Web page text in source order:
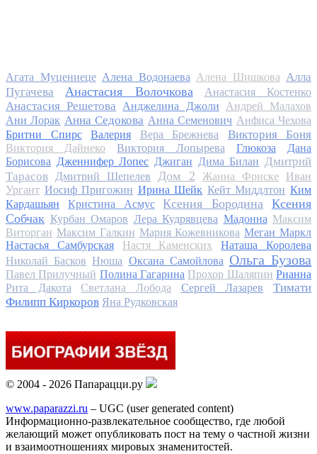
Агата Муцениеце Алена Водонаева Алена Шишкова Алла
Пугачева
Анастасия Волочкова Анастасия Костенко
Анастасия Решетова Анджелина Джоли
Андрей Малахов
Ани Лорак Анна Седокова Анна Семенович Анфиса Чехова
Бритни Спирс
Валерия Вера Брежнева Виктория Боня
Виктория Дайнеко Виктория Лопырева Глюкоза
Дана
Борисова Дженнифер Лопес Джиган Дима Билан Дмитрий
Тарасов
Дмитрий Шепелев Дом 2 Жанна Фриске
Иван
Ургант Иосиф Пригожин Ирина Шейк Кейт Миддлтон Ким
Кардашьян
Кристина Асмус Ксения Бородина
Ксения
Собчак Курбан Омаров Лера Кудрявцева Мадонна Максим
Виторган Максим Галкин Мария Кожевникова Меган Маркл
Настасья Самбурская
Настя Каменских
Наташа Королева
Николай Басков Нюша Оксана Самойлова Ольга Бузова
Павел Прилучный Полина Гагарина Прохор Шаляпин Рианна
Рита Дакота
Светлана Лобода Сергей Лазарев
Тимати
Филипп Киркоров Яна Рудковская
© 2004 - 2026 Папарацци.ру
www.paparazzi.ru – UGC (user generated content)
Информационно-развлекательное сообщество, где любой
желающий может опубликовать пост на тему о частной жизни
и взаимоотношениях мировых знаменитостей.